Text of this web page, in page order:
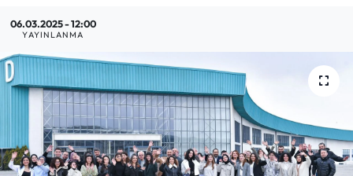
06.03.2025 - 12:00
YAYINLANMA